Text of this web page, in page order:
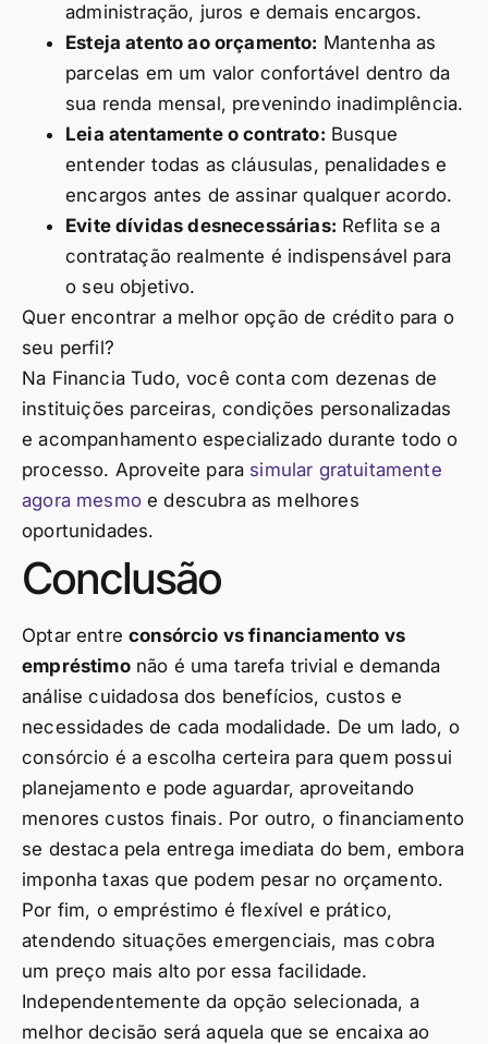
administração, juros e demais encargos.
Esteja atento ao orçamento: Mantenha as
parcelas em um valor confortável dentro da
sua renda mensal, prevenindo inadimplência.
Leia atentamente o contrato: Busque
entender todas as cláusulas, penalidades e
encargos antes de assinar qualquer acordo.
Evite dívidas desnecessárias: Reflita se a
contratação realmente é indispensável para
o seu objetivo.
Quer encontrar a melhor opção de crédito para o
seu perfil?
Na Financia Tudo, você conta com dezenas de
instituições parceiras, condições personalizadas
e acompanhamento especializado durante todo o
processo. Aproveite para simular gratuitamente
agora mesmoe descubra as melhores
oportunidades.
Conclusão
Optar entreconsórcio vs financiamento vs
empréstimonão é uma tarefa trivial e demanda
análise cuidadosa dos benefícios, custos e
necessidades de cada modalidade. De um lado, o
consórcio é a escolha certeira para quem possui
planejamento e pode aguardar, aproveitando
menores custos finais. Por outro, o financiamento
se destaca pela entrega imediata do bem, embora
imponha taxas que podem pesar no orçamento.
Por fim, o empréstimo é flexível e prático,
atendendo situações emergenciais, mas cobra
um preço mais alto por essa facilidade.
Independentemente da opção selecionada, a
melhor decisão será aquela que se encaixa ao